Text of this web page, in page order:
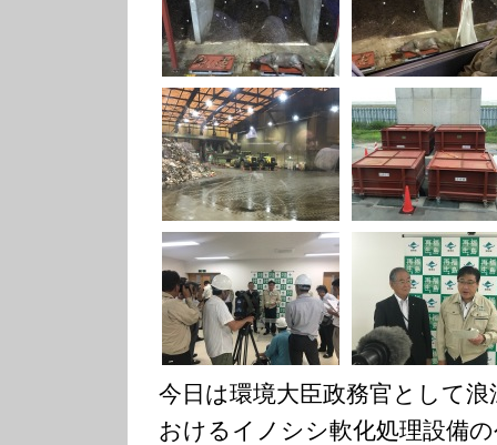
今日は環境大臣政務官として
おけるイノシシ軟化処理設備